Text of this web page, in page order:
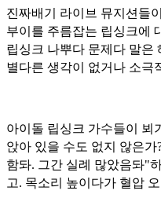
진짜배기 라이브 뮤지션들
부이를 주름잡는 립싱크에
립싱크 나뿌다 문제다 말은
별다른 생각이 없거나 소극
아이돌 립싱크 가수들이 뵈
앉아 있을 수도 없지 않은
함돠. 그간 실례 많았음돠"
고. 목소리 높이다가 혈압